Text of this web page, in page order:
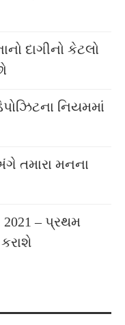
દાગીનો કેટલો
નિયમમાં
તમારા મનના
– પ્રથમ